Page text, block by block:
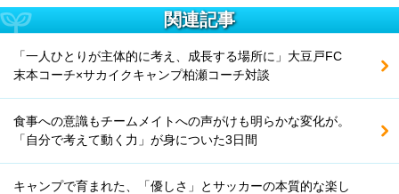
関連記事
「一人ひとりが主体的に考え、成長する場所に」大豆戸FC
末本コーチ×サカイクキャンプ柏瀬コーチ対談
食事への意識もチームメイトへの声がけも明らかな変化が。
「自分で考えて動く力」が身についた3日間
キャンプで育まれた、「優しさ」とサッカーの本質的な楽し